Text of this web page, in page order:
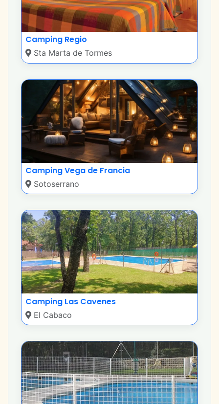
Camping Regio
Sta Marta de Tormes
Camping Vega de Francia
Sotoserrano
Camping Las Cavenes
El Cabaco